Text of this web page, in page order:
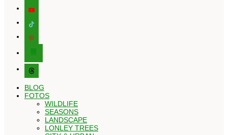
editor-
kitchensink
threads
BLOG
FOTOS
WILDLIFE
SEASONS
LANDSCAPE
LONLEY TREES